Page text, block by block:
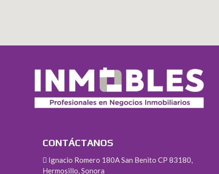
CONTÁCTANOS
Ignacio Romero 180A San Benito CP 83180,
Hermosillo, Sonora